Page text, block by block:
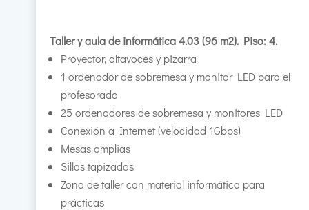
Taller y aula de informática 4.03 (96 m2). Piso: 4.
Proyector, altavoces y pizarra
1 ordenador de sobremesa y monitor LED para el
profesorado
25 ordenadores de sobremesa y monitores LED
Conexión a Internet (velocidad 1Gbps)
Mesas amplias
Sillas tapizadas
Zona de taller con material informático para
prácticas